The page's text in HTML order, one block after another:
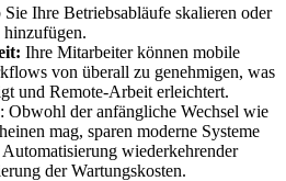
Ihre Betriebsabläufe skalieren oder
hinzufügen.
Ihre Mitarbeiter können mobile
von überall zu genehmigen, was
und Remote-Arbeit erleichtert.
: Obwohl der anfängliche Wechsel wie
mag, sparen moderne Systeme
wiederkehrender
der Wartungskosten.